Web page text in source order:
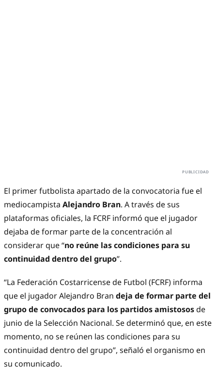
El primer futbolista apartado de la convocatoria fue el
mediocampista Alejandro Bran. A través de sus
plataformas oficiales, la FCRF informó que el jugador
dejaba de formar parte de la concentración al
considerar que “no reúne las condiciones para su
continuidad dentro del grupo”.
“La Federación Costarricense de Futbol (FCRF) informa
que el jugador Alejandro Bran deja de formar parte del
grupo de convocados para los partidos amistososde
junio de la Selección Nacional. Se determinó que, en este
momento, no se reúnen las condiciones para su
continuidad dentro del grupo”, señaló el organismo en
su comunicado.